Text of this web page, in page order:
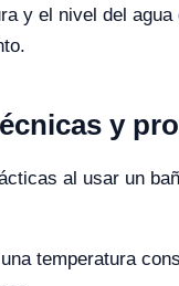
y el nivel del agua
y
al usar un
temperatura